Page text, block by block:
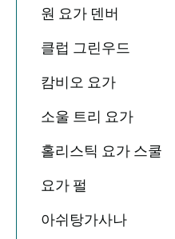
원 요가 덴버
클럽 그린우드
캄비오 요가
소울 트리 요가
홀리스틱 요가 스쿨
요가 펄
아쉬탕가사나